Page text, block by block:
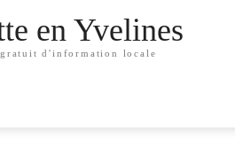
en Yvelines
gratuit d'information locale